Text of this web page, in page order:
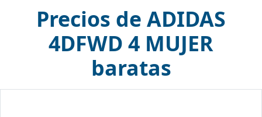
Precios de ADIDAS
4DFWD 4 MUJER
baratas